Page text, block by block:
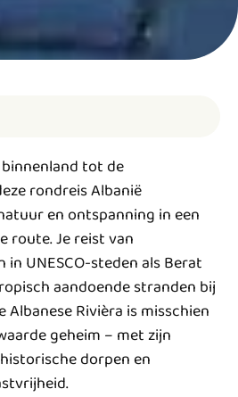
tot de
rondreis Albanië
en ontspanning in een
route. Je reist van
UNESCO-steden als Berat
aandoende stranden bij
Albanese Rivièra is misschien
geheim – met zijn
dorpen en